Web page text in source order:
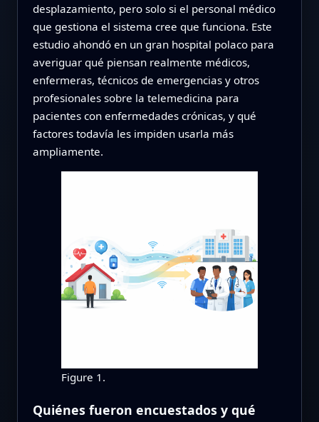
desplazamiento, pero solo si el personal médico
que gestiona el sistema cree que funciona. Este
estudio ahondó en un gran hospital polaco para
averiguar qué piensan realmente médicos,
enfermeras, técnicos de emergencias y otros
profesionales sobre la telemedicina para
pacientes con enfermedades crónicas, y qué
factores todavía les impiden usarla más
ampliamente.
Figure 1.
Quiénes fueron encuestados y qué